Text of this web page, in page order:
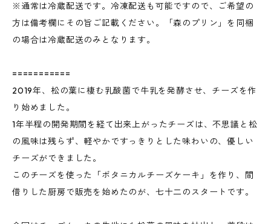
※通常は冷蔵配送です。冷凍配送も可能ですので、ご希望の
方は備考欄にその旨ご記載ください。「森のプリン」を同梱
の場合は冷蔵配送のみとなります。
===========
2019年、松の葉に棲む乳酸菌で牛乳を発酵させ、チーズを作
り始めました。
1年半程の開発期間を経て出来上がったチーズは、不思議と松
の風味は残らず、軽やかですっきりとした味わいの、優しい
チーズができました。
このチーズを使った「ボタニカルチーズケーキ」を作り、間
借りした厨房で販売を始めたのが、七十二のスタートです。